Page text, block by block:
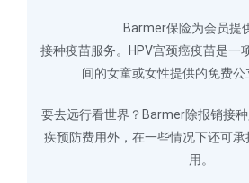
Barmer保险为会员提
接种疫苗服务。HPV宫颈癌疫苗是一
间的女童或女性提供的免费公
要去远行看世界？Barmer除报销接
疾预防费用外，在一些情况下还可
用。